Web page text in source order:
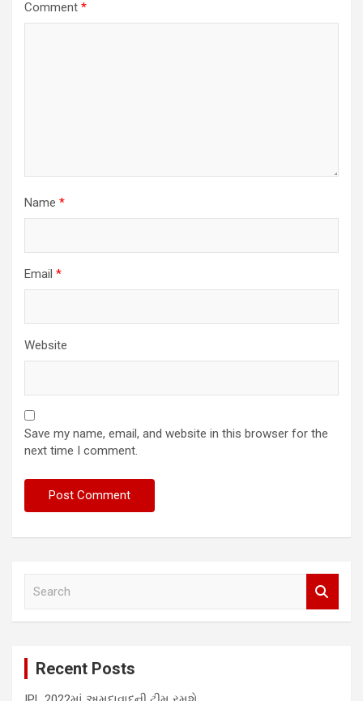
Comment *
Name *
Email *
Website
Save my name, email, and website in this browser for the
next time I comment.
Recent Posts